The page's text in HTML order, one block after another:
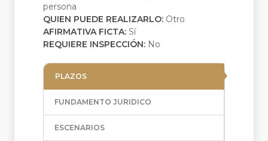
persona
QUIEN PUEDE REALIZARLO: Otro
AFIRMATIVA FICTA: Sí
REQUIERE INSPECCIÓN: No
PLAZOS
FUNDAMENTO JURIDICO
ESCENARIOS